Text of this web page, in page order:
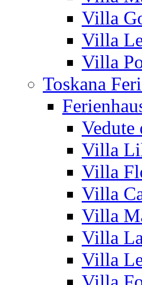
Villa
Villa
Villa
Toskana
Villa
Villa
Villa
Villa
Villa
Villa